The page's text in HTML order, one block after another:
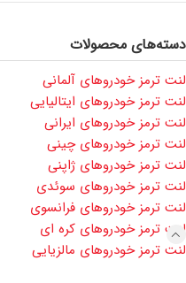
دسته‌های محصولات
لنت ترمز خودروهای آلمانی
لنت ترمز خودروهای ایتالیایی
لنت ترمز خودروهای ایرانی
لنت ترمز خودروهای چینی
لنت ترمز خودروهای ژاپنی
لنت ترمز خودروهای سوئدی
لنت ترمز خودروهای فرانسوی
لنت ترمز خودروهای کره ای
لنت ترمز خودروهای مالزیایی